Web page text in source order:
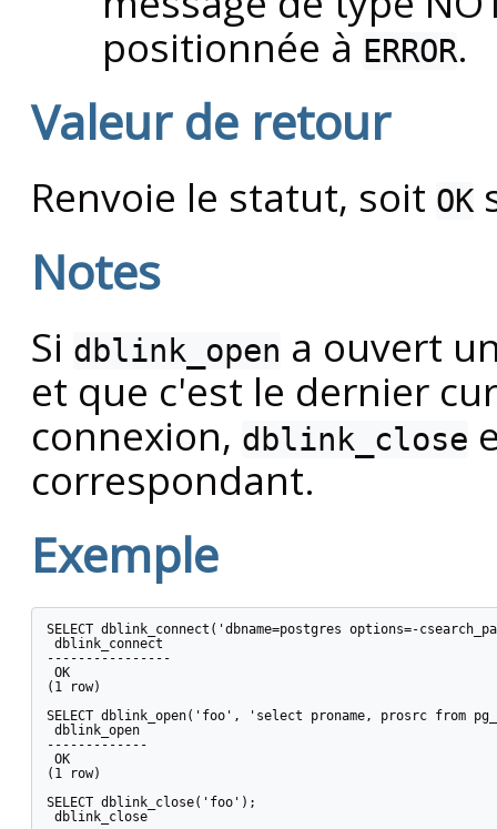
positionnée à ERROR.
Valeur de retour
Renvoie le statut, soit OK
Notes
Si dblink_open a ouvert
et que c'est le dernier
connexion, dblink_close
correspondant.
Exemple
SELECT dblink_connect('dbname=postgres options=-
dblink_connect
----------------
OK
(1 row)
SELECT dblink_open('foo', 'select proname, prosrc from
dblink_open
-------------
OK
(1 row)
SELECT dblink_close('foo');
dblink_close